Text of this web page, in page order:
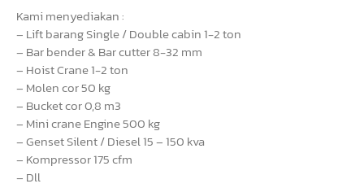
Kami menyediakan :
– Lift barang Single / Double cabin 1-2 ton
– Bar bender & Bar cutter 8-32 mm
– Hoist Crane 1-2 ton
– Molen cor 50 kg
– Bucket cor 0,8 m3
– Mini crane Engine 500 kg
– Genset Silent / Diesel 15 – 150 kva
– Kompressor 175 cfm
– Dll